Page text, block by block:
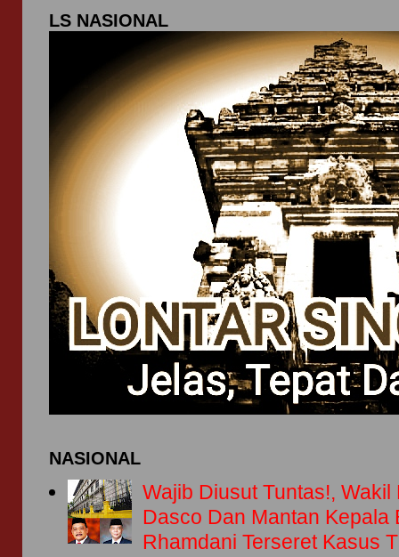
LS NASIONAL
NASIONAL
Wajib Diusut Tuntas!,
Dasco Dan Mantan Kepala
Rhamdani Terseret Kasus